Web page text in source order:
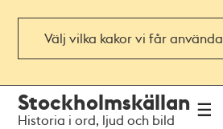
Välj vilka kakor vi får använda
navigationen
huvudinnehållet
Stockholmskällan
Historia i ord, ljud och bild